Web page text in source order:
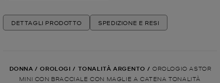
DETTAGLI PRODOTTO SPEDIZIONE E RESI
DONNA / OROLOGI / TONALITÀ ARGENTO / OROLOGIO ASTOR
MINI CON BRACCIALE CON MAGLIE A CATENA TONALITÀ